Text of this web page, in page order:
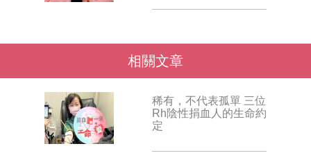
相關文章
稀有，不代表孤單 三位
Rh陰性捐血人的生命約
定